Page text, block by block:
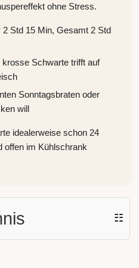
ohne Stress.
Std 15 Min, Gesamt 2 Std
krosse Schwarte trifft auf
Sonntagsbraten oder
will
idealerweise schon 24
offen im Kühlschrank
☷